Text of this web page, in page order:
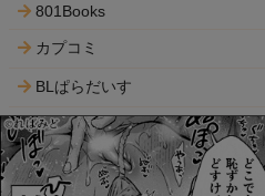
801Books
カプコミ
BLぱらだいす